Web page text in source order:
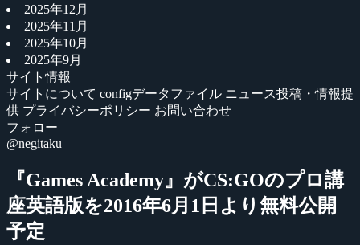
2025年12月
2025年11月
2025年10月
2025年9月
サイト情報
サイトについて configデータファイル ニュース投稿・情報提
供 プライバシーポリシー お問い合わせ
フォロー
@negitaku
『Games Academy』がCS:GOのプロ講
座英語版を2016年6月1日より無料公開
予定